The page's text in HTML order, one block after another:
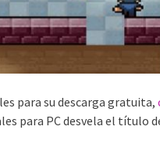
para su descarga gratuita,
para PC desvela el título